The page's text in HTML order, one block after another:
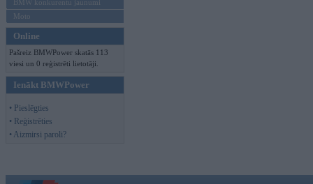
BMW konkurentu jaunumi
Moto
Online
Pašreiz BMWPower skatās 113
viesi un 0 reģistrēti lietotāji.
Ienākt BMWPower
• Pieslēgties
• Reģistrēties
• Aizmirsi paroli?